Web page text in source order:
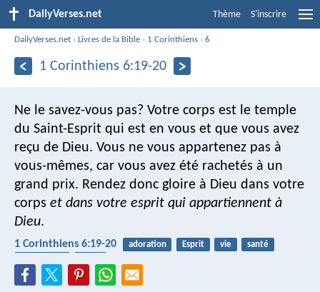
DailyVerses.net Thème S'inscrire
DailyVerses.net ›Livres de la Bible › 1 Corinthiens ›6
1 Corinthiens 6:19-20
Ne le savez-vous pas? Votre corps est le temple
du Saint-Esprit qui est en vous et que vous avez
reçu de Dieu. Vous ne vous appartenez pas à
vous-mêmes, car vous avez été rachetés à un
grand prix. Rendez donc gloire à Dieu dans votre
corps et dans votre esprit qui appartiennent à
Dieu.
1 Corinthiens 6:19-20 adoration Esprit vie
santé